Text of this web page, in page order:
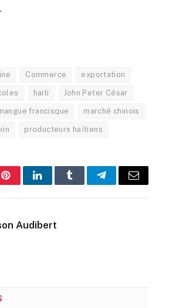
Commerce exportation
haiti John Peter César
francisque marché chinois
producteurs haïtiens
PinterestLinkedInTumblrTelegramEmail
Audibert